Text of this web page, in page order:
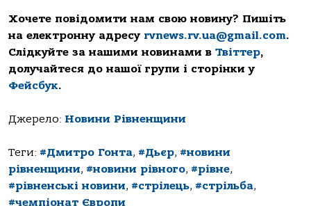
Хочете повідомити нам свою новину? Пишіть
на електронну адресу rvnews.rv.ua@gmail.com.
Слідкуйте за нашими новинами в Твіттер,
долучайтеся до нашої групи і сторінки у
Фейсбук.
Джерело: Новини Рівненщини
Теги: #Дмитро Гонта, #Дьєр, #новини
рівненщини, #новини рівного, #рівне,
#рівненські новини, #стрілець, #стрільба,
#чемпіонат Європи